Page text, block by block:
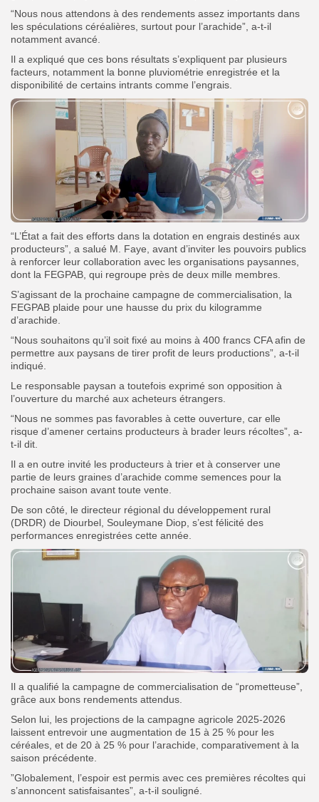
“Nous nous attendons à des rendements assez importants dans
les spéculations céréalières, surtout pour l’arachide”, a-t-il
notamment avancé.
‎Il a expliqué que ces bons résultats s’expliquent par plusieurs
facteurs, notamment la bonne pluviométrie enregistrée et la
disponibilité de certains intrants comme l’engrais.
“L’État a fait des efforts dans la dotation en engrais destinés aux
producteurs”, a salué M. Faye, avant d’inviter les pouvoirs publics
à renforcer leur collaboration avec les organisations paysannes,
dont la FEGPAB, qui regroupe près de deux mille membres.
S’agissant de la prochaine campagne de commercialisation, la
FEGPAB plaide pour une hausse du prix du kilogramme
d’arachide.
“Nous souhaitons qu’il soit fixé au moins à 400 francs CFA afin de
permettre aux paysans de tirer profit de leurs productions”, a-t-il
indiqué.
‎Le responsable paysan a toutefois exprimé son opposition à
l’ouverture du marché aux acheteurs étrangers.
“Nous ne sommes pas favorables à cette ouverture, car elle
risque d’amener certains producteurs à brader leurs récoltes”, a-
t-il dit.
Il a en outre invité les producteurs à trier et à conserver une
partie de leurs graines d’arachide comme semences pour la
prochaine saison avant toute vente.
‎De son côté, le directeur régional du développement rural
(DRDR) de Diourbel, Souleymane Diop, s’est félicité des
performances enregistrées cette année.
Il a qualifié la campagne de commercialisation de “prometteuse”,
grâce aux bons rendements attendus.
‎Selon lui, les projections de la campagne agricole 2025-2026
laissent entrevoir une augmentation de 15 à 25 % pour les
céréales, et de 20 à 25 % pour l’arachide, comparativement à la
saison précédente.
‎”Globalement, l’espoir est permis avec ces premières récoltes qui
s’annoncent satisfaisantes”, a-t-il souligné.